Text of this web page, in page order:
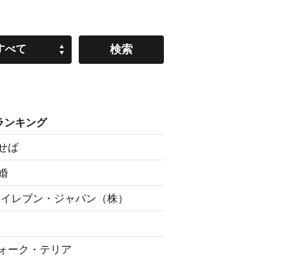
べて
ンキング
ば
レブン・ジャパン（株）
ーク・テリア